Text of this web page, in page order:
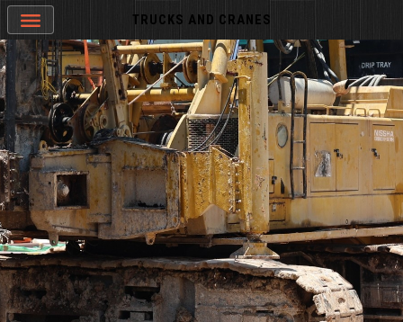
TRUCKS AND CRANES